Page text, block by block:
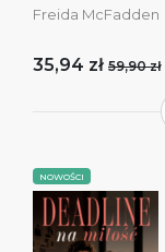
Freida McFadden
35,94 zł 59,90 zł
NOWOŚCI